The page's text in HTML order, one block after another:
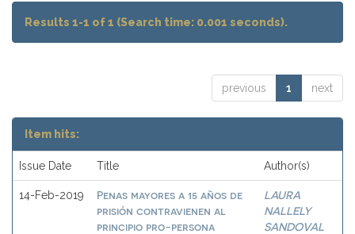
Results 1-1 of 1 (Search time: 0.001 seconds).
previous 1 next
Item hits:
Issue Date Title Author(s)
14-Feb-2019
Penas mayores a 15 años de
prisión contravienen al
principio pro-persona
LAURA
NALLELY
SANDOVAL